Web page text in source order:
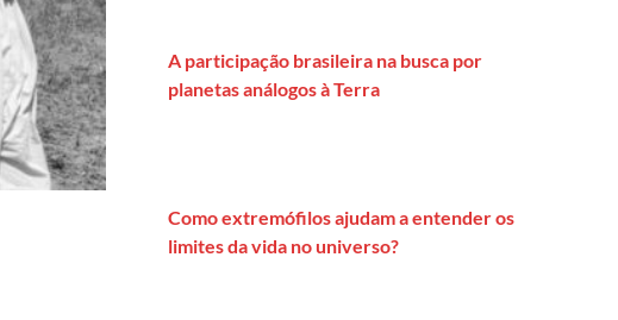
A participação brasileira na busca por
planetas análogos à Terra
Como extremófilos ajudam a entender os
limites da vida no universo?